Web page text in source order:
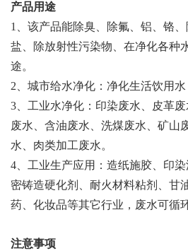
产品用途
1
、该产品能除臭、除氟、铝、铬
盐、除放射性污染物、在净化各种
途。
2 、城市给水净化：净化生活饮用水
3 、工业水净化：印染废水、皮革
废水、含油废水、洗煤废水、矿山
水、肉类加工废水。
4 、工业生产应用：造纸施胶、印
密铸造硬化剂、耐火材料粘剂、甘
药、化妆品等其它行业，废水可循
注意事项